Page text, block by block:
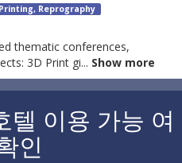
Reprography
thematic conferences,
3D Print gi... Show more
텔 이용 가능 여
인